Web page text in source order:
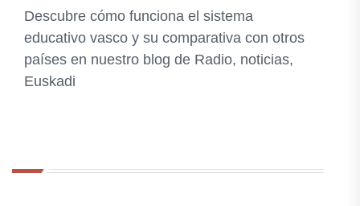
Descubre cómo funciona el sistema
educativo vasco y su comparativa con otros
países en nuestro blog de Radio, noticias,
Euskadi